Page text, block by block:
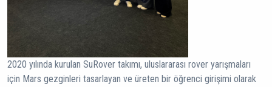
2020 yılında kurulan SuRover takımı, uluslararası rover yarışmaları
için Mars gezginleri tasarlayan ve üreten bir öğrenci girişimi olarak